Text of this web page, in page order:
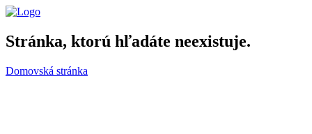
Stránka, ktorú hľadáte neexistuje.
Domovská stránka